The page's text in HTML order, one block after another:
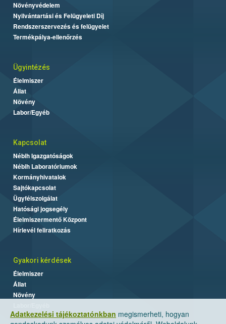
Adatkezelési tájékoztatónkban megismerheti, hogyan
Növényvédelem
Nyilvántartási és Felügyeleti Díj
Rendszerszervezés és felügyelet
Termékpálya-ellenőrzés
Ügyintézés
Élelmiszer
Állat
Növény
Labor/Egyéb
Kapcsolat
Nébih Igazgatóságok
Nébih Laboratóriumok
Kormányhivatalok
Sajtókapcsolat
Ügyfélszolgálat
Hatósági jogsegély
Élelmiszermentő Központ
Hírlevél feliratkozás
Gyakori kérdések
Élelmiszer
Állat
Növény